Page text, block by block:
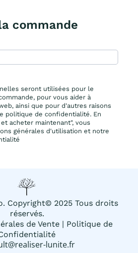
commande
seront utilisées pour le
pour vous aider à
ainsi que pour d'autres raisons
politique de confidentialité. En
acheter maintenant", vous
générales d'utilisation et notre
Copyright© 2025 Tous droits
réservés.
de Vente | Politique de
lunite.fr